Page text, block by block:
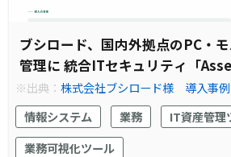
ブシロード、国内外拠点のPC・
管理に 統合ITセキュリティ「
入
※出典：株式会社ブシロード様 導入事
情報資産管理ソフトなら『AssetView』
情報システム 業務
IT資産管理
業務可視化ツール